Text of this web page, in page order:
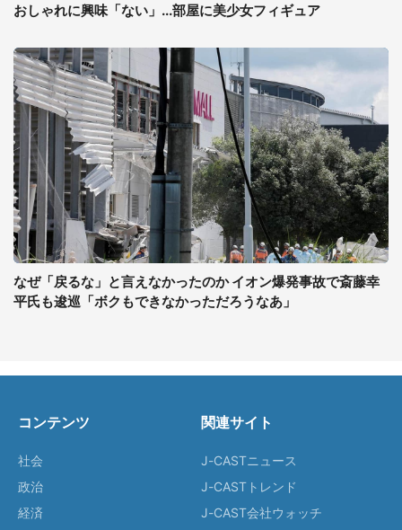
おしゃれに興味「ない」...部屋に美少女フィギュア
なぜ「戻るな」と言えなかったのか イオン爆発事故で斎藤幸
平氏も逡巡「ボクもできなかっただろうなあ」
コンテンツ
社会
政治
経済
関連サイト
J-CASTニュース
J-CASTトレンド
J-CAST会社ウォッチ